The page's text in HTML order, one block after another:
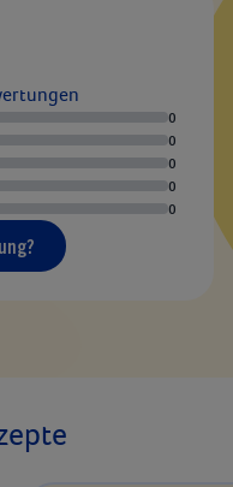
0
0
0
0
0